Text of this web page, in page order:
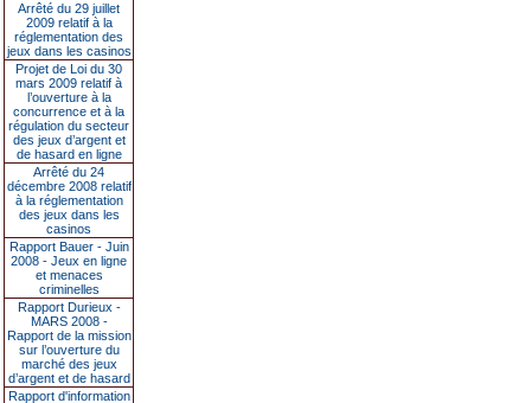
Arrêté du 29 juillet
2009 relatif à la
réglementation des
jeux dans les casinos
Projet de Loi du 30
mars 2009 relatif à
l’ouverture à la
concurrence et à la
régulation du secteur
des jeux d’argent et
de hasard en ligne
Arrêté du 24
décembre 2008 relatif
à la réglementation
des jeux dans les
casinos
Rapport Bauer - Juin
2008 - Jeux en ligne
et menaces
criminelles
Rapport Durieux -
MARS 2008 -
Rapport de la mission
sur l’ouverture du
marché des jeux
d’argent et de hasard
Rapport d'information